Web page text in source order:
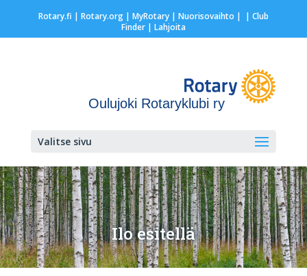
Rotary.fi | Rotary.org| MyRotary | Nuorisovaihto | | Club
Finder| Lahjoita
Oulujoki Rotaryklubi ry
Valitse sivu
Ilo esitellä